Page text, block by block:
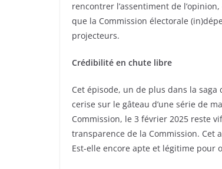
rencontrer l’assentiment de
que la Commission électorale
projecteurs.
Crédibilité en chute libre
Cet épisode, un de plus dans la saga
cerise sur le gâteau d’une série de
Commission, le 3 février 2025 reste
transparence de la Commission.
Est-elle encore apte et légitime pour